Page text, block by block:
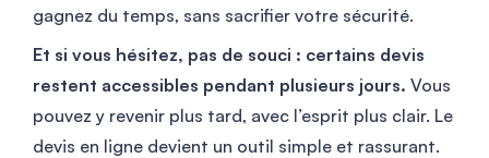
gagnez du temps, sans sacrifier votre sécurité.
Et si vous hésitez, pas de souci : certains devis
restent accessibles pendant plusieurs jours. Vous
pouvez y revenir plus tard, avec l’esprit plus clair. Le
devis en ligne devient un outil simple et rassurant.